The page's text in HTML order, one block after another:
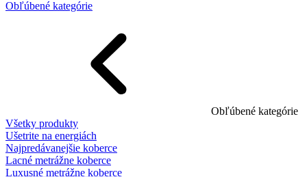
Obľúbené kategórie
Obľúbené kategórie
Všetky produkty
Ušetrite na energiách
Najpredávanejšie koberce
Lacné metrážne koberce
Luxusné metrážne koberce